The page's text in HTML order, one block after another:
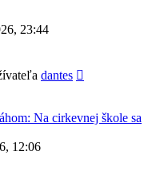
23:44
dantes
Na cirkevnej škole sa
12:06